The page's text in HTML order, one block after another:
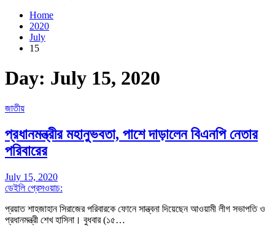
Home
2020
July
15
Day: July 15, 2020
জাতীয়
প্রধানমন্ত্রীর মহানুভবতা, পাশে দাড়ালেন বিএনপি নেতার
পরিবারের
July 15, 2020
ডেইলি প্রেসওয়াচ:
প্রয়াত শাহজাহান সিরাজের পরিবারকে ফোনে সান্ত্বনা দিয়েছেন আওয়ামী লীগ সভাপতি ও
প্রধানমন্ত্রী শেখ হাসিনা। বুধবার (১৫…